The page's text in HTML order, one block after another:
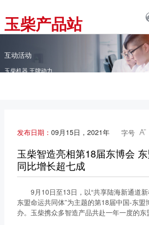
玉柴产品站
产品与解决方案
卡车动力
客车动力
工程机械动力
新能源动力
工业动力
整车
发电系统
产品3D展厅
全球服务支持
全球服务网络
服务理念
玉柴已在全球拥有完善服
12个商用车系统部/驻外
销售大区、18个通机大
区驻外销售大区、13个
全球服务网络
海外服务网络
服务理念
服务政策
我们的公司
关于我们
研发实力
司始建于1951年，是一
家以动力系统为圆心、实
施同心多元化发展的国有
大型企业集团。公司旗下
股、参股二级子公司，涉
及发动机制造及其产业
互动活动
玉柴机器 王牌动力
发布日期： 09月15日，2021年 字号 
玉柴智造亮相第18届东博会
同比增长超七成
9月10日至13日，以“共享陆海新通道
东盟命运共同体”为主题的第18届中国-东盟
办。玉柴携众多智造产品共赴一年一度的东